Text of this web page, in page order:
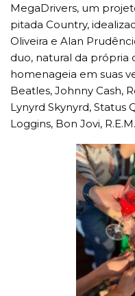
MegaDrivers, um
pitada Country,
Oliveira e Alan
duo, natural da própria
homenageia em suas
Beatles, Johnny Cash,
Lynyrd Skynyrd, Status
Loggins, Bon Jovi,